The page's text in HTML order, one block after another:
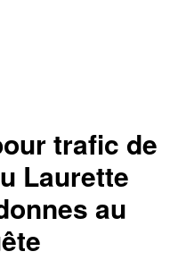
trafic de
Laurette
au